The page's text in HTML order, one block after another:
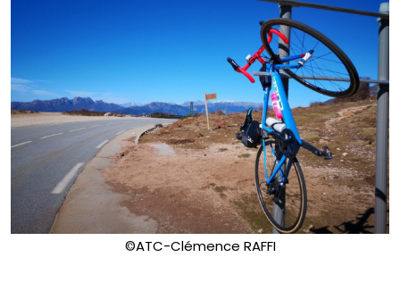
©ATC-Clémence RAFFI